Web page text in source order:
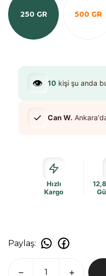
250 GR 500 GR
👁️ 10 kişi şu anda
✓ Can W. Ankara
Hızlı
Kargo
Paylaş: